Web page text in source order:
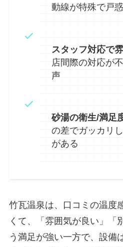
動線が特殊で戸
スタッフ対応で
店間際の対応が
声
砂湯の衛生/満足
の差でガッカリ
がある
竹瓦温泉は、口コミの温度
くて、「雰囲気が良い」「
う満足が強い一方で、設備